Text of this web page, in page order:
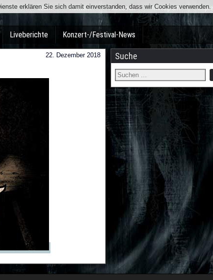
Team Kontakt Facebook Instagram
Liveberichte Konzert-/Festival-News
22. Dezember 2018 Suche
erklären Sie sich damit einverstanden, dass wir Cookies verwenden.